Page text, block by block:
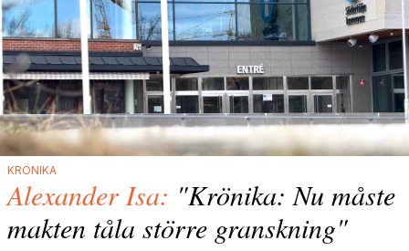
KRÖNIKA
Alexander Isa: "Krönika: Nu måste
makten tåla större granskning"